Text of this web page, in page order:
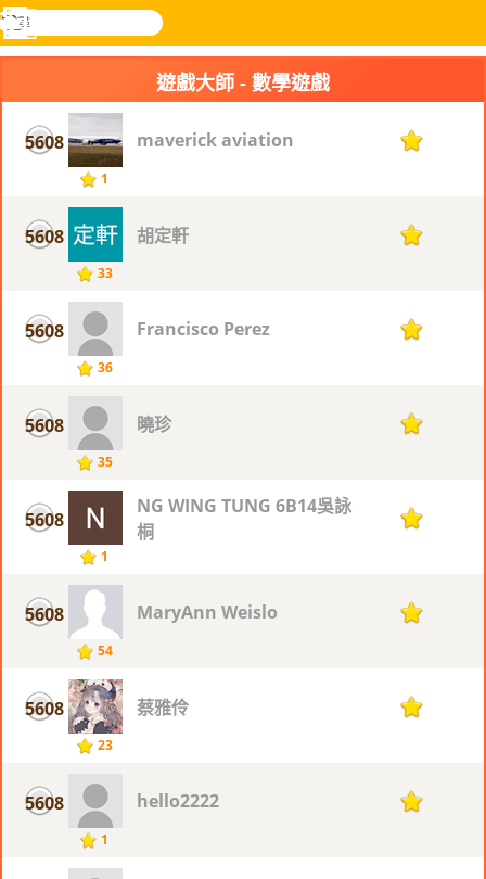
樂和遊
搜
尋
登入
功
遊戲大師 - 數學遊戲
5608
1
maverick aviation 1
5608
33
胡定軒 1
5608
36
Francisco Perez 1
5608
35
曉珍 1
5608
1
NG WING TUNG 6B14吳詠
桐
1
5608
54
MaryAnn Weislo 1
5608
23
蔡雅伶 1
5608
1
hello2222 1